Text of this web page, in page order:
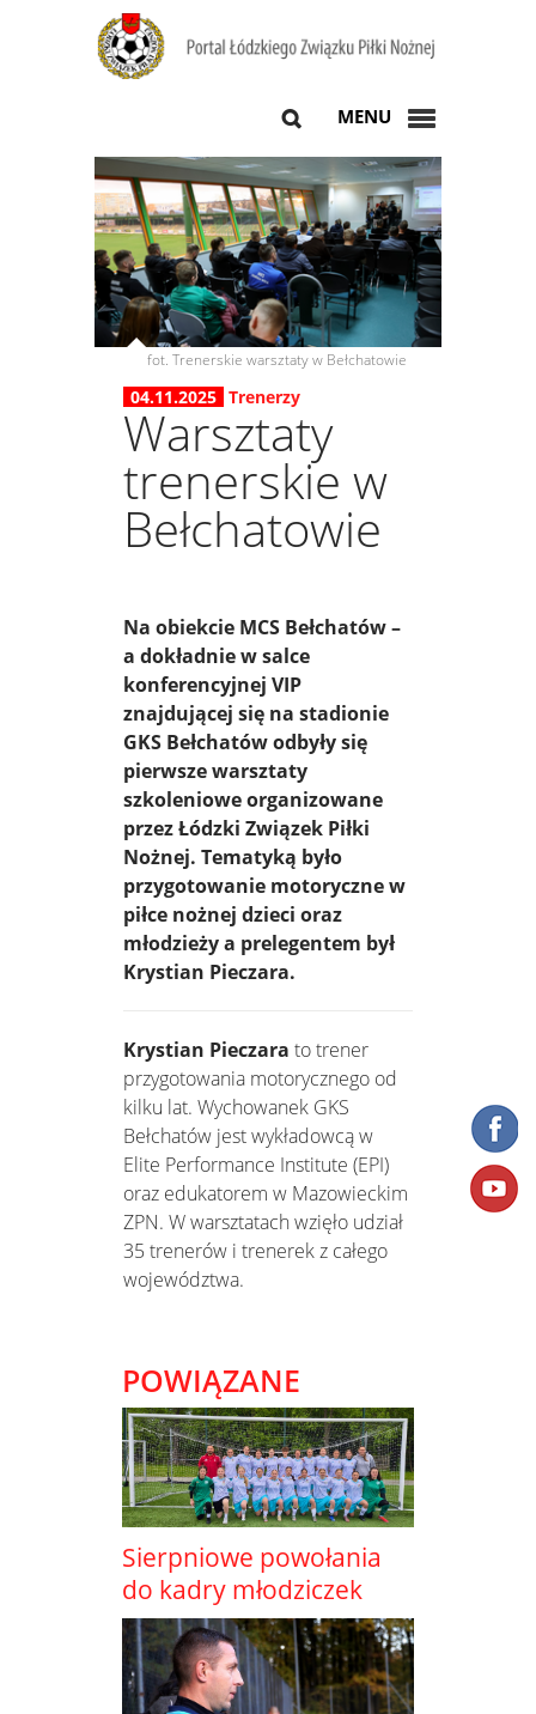
MENU
fot. Trenerskie warsztaty w Bełchatowie
04.11.2025 Trenerzy
Warsztaty
trenerskie w
Bełchatowie
Na obiekcie MCS Bełchatów –
a dokładnie w salce
konferencyjnej VIP
znajdującej się na stadionie
GKS Bełchatów odbyły się
pierwsze warsztaty
szkoleniowe organizowane
przez Łódzki Związek Piłki
Nożnej. Tematyką było
przygotowanie motoryczne w
piłce nożnej dzieci oraz
młodzieży a prelegentem był
Krystian Pieczara.
Krystian Pieczara to trener
przygotowania motorycznego od
kilku lat. Wychowanek GKS
Bełchatów jest wykładowcą w
Elite Performance Institute (EPI)
oraz edukatorem w Mazowieckim
ZPN. W warsztatach wzięło udział
35 trenerów i trenerek z całego
województwa.
POWIĄZANE
Sierpniowe powołania
do kadry młodziczek